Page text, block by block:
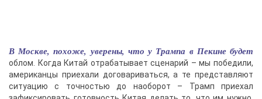
В Москве, похоже, уверены, что у Трампа в Пекине будет
облом. Когда Китай отрабатывает сценарий – мы победили,
американцы приехали договариваться, а те представляют
ситуацию с точностью до наоборот – Трамп приехал